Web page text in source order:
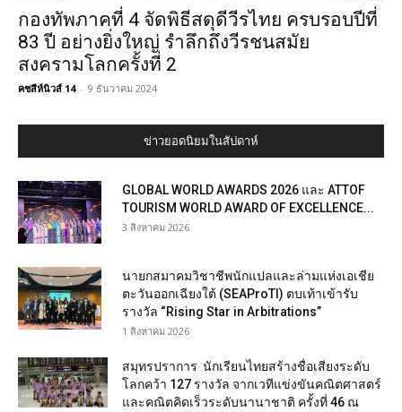
กองทัพภาคที่ 4 จัดพิธีสดุดีวีรไทย ครบรอบปีที่
83 ปี อย่างยิ่งใหญ่ รำลึกถึงวีรชนสมัย
สงครามโลกครั้งที่ 2
คชสีห์นิวส์ 14 - 9 ธันวาคม 2024
ข่าวยอดนิยมในสัปดาห์
GLOBAL WORLD AWARDS 2026 และ ATTOF
TOURISM WORLD AWARD OF EXCELLENCE...
3 สิงหาคม 2026
นายกสมาคมวิชาชีพนักแปลและล่ามแห่งเอเชีย
ตะวันออกเฉียงใต้ (SEAProTI) ตบเท้าเข้ารับ
รางวัล “Rising Star in Arbitrations”
1 สิงหาคม 2026
สมุทรปราการ นักเรียนไทยสร้างชื่อเสียงระดับ
โลกคว้า 127 รางวัล จากเวทีแข่งขันคณิตศาสตร์
และคณิตคิดเร็วระดับนานาชาติ ครั้งที่ 46 ณ